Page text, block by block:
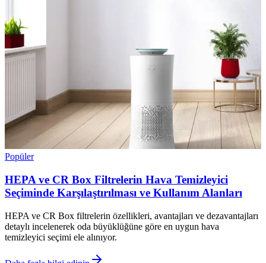
Popüler
HEPA ve CR Box Filtrelerin Hava Temizleyici
Seçiminde Karşılaştırılması ve Kullanım Alanları
HEPA ve CR Box filtrelerin özellikleri, avantajları ve dezavantajları
detaylı incelenerek oda büyüklüğüne göre en uygun hava
temizleyici seçimi ele alınıyor.